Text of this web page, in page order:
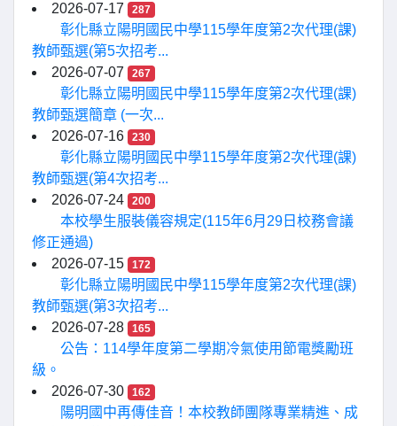
2026-07-17
287
彰化縣立陽明國民中學115學年度第2次代理(課)
教師甄選(第5次招考...
2026-07-07
267
彰化縣立陽明國民中學115學年度第2次代理(課)
教師甄選簡章 (一次...
2026-07-16
230
彰化縣立陽明國民中學115學年度第2次代理(課)
教師甄選(第4次招考...
2026-07-24
200
本校學生服裝儀容規定(115年6月29日校務會議
修正通過)
2026-07-15
172
彰化縣立陽明國民中學115學年度第2次代理(課)
教師甄選(第3次招考...
2026-07-28
165
公告：114學年度第二學期冷氣使用節電獎勵班
級。
2026-07-30
162
陽明國中再傳佳音！本校教師團隊專業精進、成